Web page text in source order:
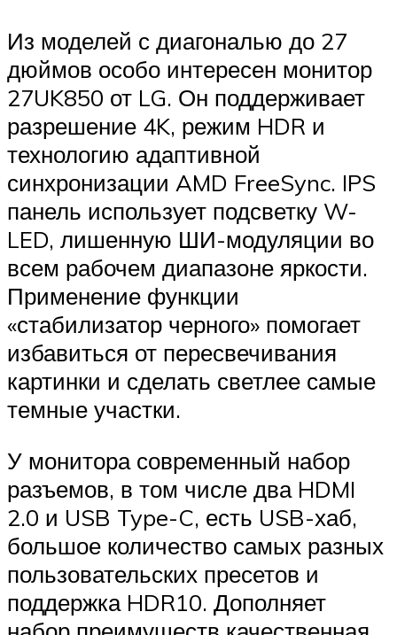
Из моделей с диагональю до 27
дюймов особо интересен монитор
27UK850 от LG. Он поддерживает
разрешение 4K, режим HDR и
технологию адаптивной
синхронизации AMD FreeSync. IPS
панель использует подсветку W-
LED, лишенную ШИ-модуляции во
всем рабочем диапазоне яркости.
Применение функции
«стабилизатор черного» помогает
избавиться от пересвечивания
картинки и сделать светлее самые
темные участки.
У монитора современный набор
разъемов, в том числе два HDMI
2.0 и USB Type-C, есть USB-хаб,
большое количество самых разных
пользовательских пресетов и
поддержка HDR10. Дополняет